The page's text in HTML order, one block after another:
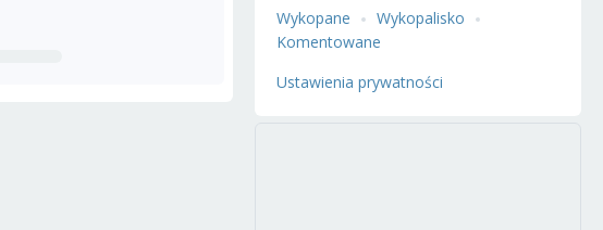
Wykopane
Wykopalisko
Komentowane
Ustawienia prywatności